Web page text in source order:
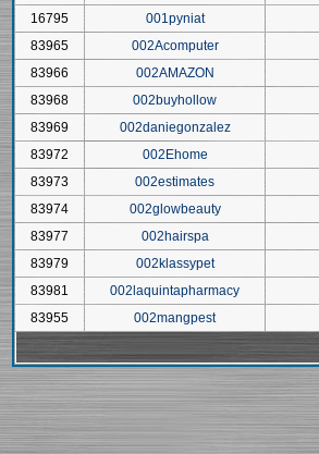
16795
001pyniat
83965
002Acomputer
83966
002AMAZON
83968
002buyhollow
83969
002daniegonzalez
83972
002Ehome
83973
002estimates
83974
002glowbeauty
83977
002hairspa
83979
002klassypet
83981
002laquintapharmacy
83955
002mangpest